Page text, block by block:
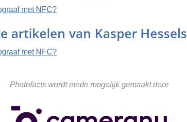
met NFC?
artikelen van Kasper Hessels
met NFC?
Photofacts wordt mede mogelijk gemaakt door